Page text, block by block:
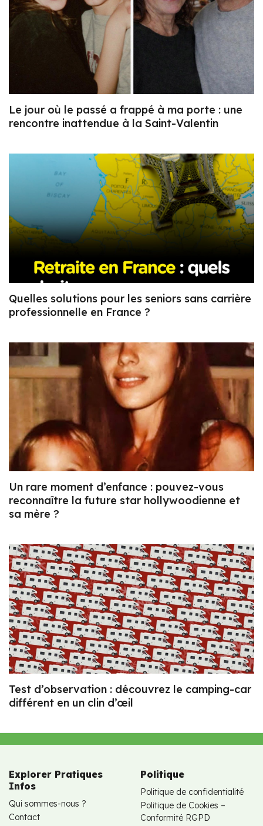
Le jour où le passé a frappé à ma porte : une
rencontre inattendue à la Saint-Valentin
Quelles solutions pour les seniors sans carrière
professionnelle en France ?
Un rare moment d’enfance : pouvez-vous
reconnaître la future star hollywoodienne et
sa mère ?
Test d’observation : découvrez le camping-car
différent en un clin d’œil
Explorer Pratiques
Infos
Qui sommes-nous ?
Contact
Politique
Politique de confidentialité
Politique de Cookies –
Conformité RGPD